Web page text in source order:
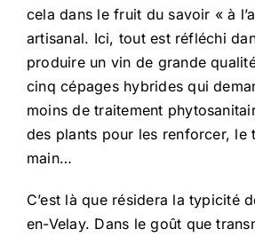
cela dans le fruit du savoir « à
artisanal. Ici, tout est réfléchi
produire un vin de grande
cinq cépages hybrides qui
moins de traitement
des plants pour les renforcer, le
main…
C’est là que résidera la typicité
en-Velay. Dans le goût que